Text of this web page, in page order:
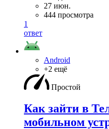
27 июн.
444 просмотра
1
ответ
Android
+2 ещё
Простой
Как зайти в
мобильном